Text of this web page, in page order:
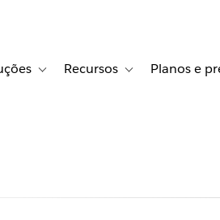
navigation for Histórias de clientes
Toggle sub-navigation for Soluções
Recursos Toggle sub-
Planos e